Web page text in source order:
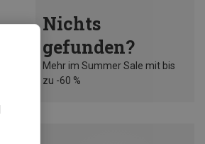
Nichts
gefunden?
Mehr im Summer Sale mit bis
zu -60 %